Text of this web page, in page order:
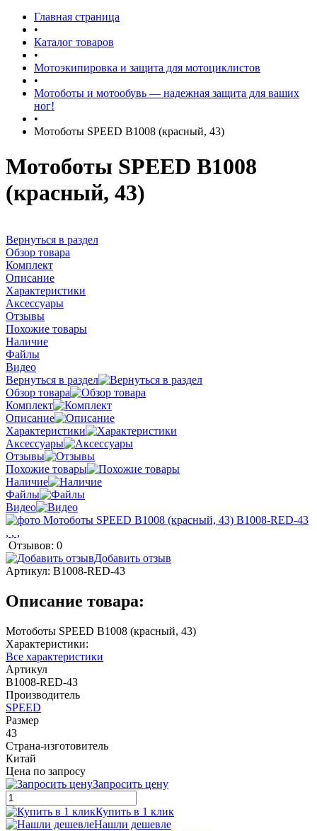
Главная страница
•
Каталог товаров
•
Мотоэкипировка и защита для мотоциклистов
•
Мотоботы и мотообувь — надежная защита для ваших
ног!
•
Мотоботы SPEED B1008 (красный, 43)
Мотоботы SPEED B1008
(красный, 43)
Вернуться в раздел
Обзор товара
Комплект
Описание
Характеристики
Аксессуары
Отзывы
Похожие товары
Наличие
Файлы
Видео
Вернуться в раздел
Обзор товара
Комплект
Описание
Характеристики
Аксессуары
Отзывы
Похожие товары
Наличие
Файлы
Видео
Отзывов: 0
Добавить отзыв
Артикул: B1008-RED-43
Описание товара:
Мотоботы SPEED B1008 (красный, 43)
Характеристики:
Все характеристики
Артикул
B1008-RED-43
Производитель
SPEED
Размер
43
Страна-изготовитель
Китай
Цена по запросу
Запросить цену
Купить в 1 клик
Нашли дешевле